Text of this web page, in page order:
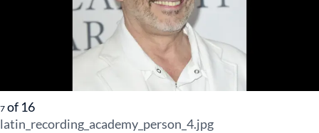
7 of 16
latin_recording_academy_person_4.jpg